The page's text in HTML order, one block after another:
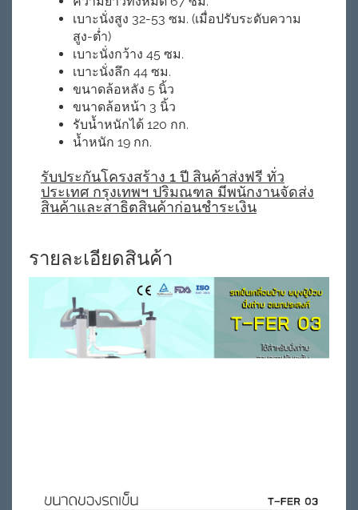
เบาะนั่งสูง 32-53 ซม. (เมื่อปรับระดับความ
สูง-ต่ำ)
เบาะนั่งกว้าง 45 ซม.
เบาะนั่งลึก 44 ซม.
ขนาดล้อหลัง 5 นิ้ว
ขนาดล้อหน้า 3 นิ้ว
รับน้ำหนักได้ 120 กก.
น้ำหนัก 19 กก.
รับประกันโครงสร้าง 1 ปี สินค้าส่งฟรี ทั่ว
ประเทศ กรุงเทพฯ ปริมณฑล มีพนักงานจัดส่ง
สินค้าและสาธิตสินค้าก่อนชำระเงิน
รายละเอียดสินค้า